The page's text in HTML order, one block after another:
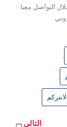
التواصل معنا
التالي